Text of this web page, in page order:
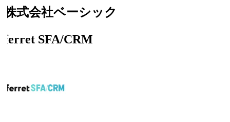
式会社ベーシック
SFA/CRM